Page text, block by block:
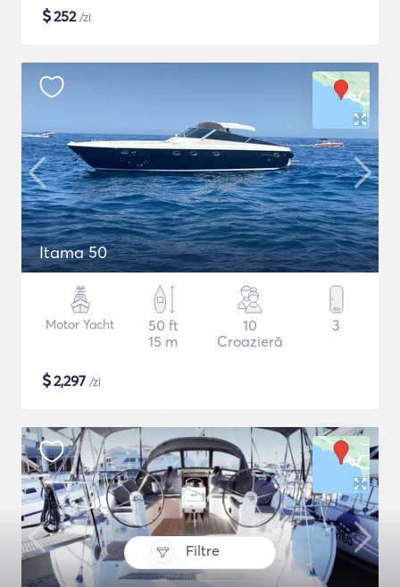
Filtre
$252/zi
Itama 50
Motor Yacht
50 ft
15 m
10
Croazieră
3
$2,297 /zi